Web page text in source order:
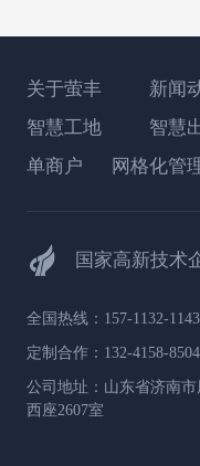
关于萤丰 新闻
智慧工地
智慧
单商户
网格化管
国家高新技术
全国热线：157-1132-1143
定制合作：132-4158-
公司地址：山东省济南
西座2607室